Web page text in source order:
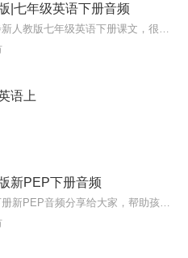
|七年级英语下册音频
语上
新PEP下册音频